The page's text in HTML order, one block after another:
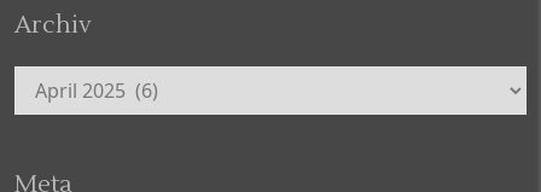
Archiv
Archiv
Meta